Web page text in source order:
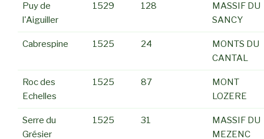
Puy de
l'Aiguiller
1529 128
MASSIF DU
SANCY
Cabrespine 1525 24
MONTS DU
CANTAL
Roc des
Echelles
1525 87
MONT
LOZERE
Serre du
Grésier
1525 31
MASSIF DU
MEZENC